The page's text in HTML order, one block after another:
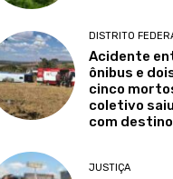
DISTRITO
Acidente
ônibus e
cinco
coletivo
com
JUSTIÇA